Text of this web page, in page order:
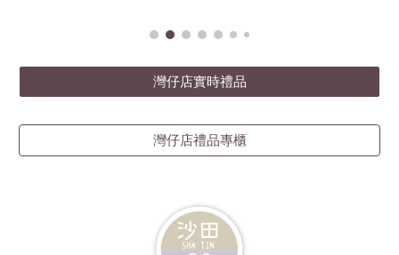
灣仔店實時禮品
灣仔店禮品專櫃